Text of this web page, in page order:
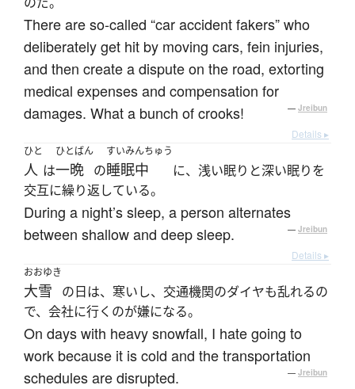
There are so-called “car accident fakers” who
deliberately get hit by moving cars, fein injuries,
and then create a dispute on the road, extorting
medical expenses and compensation for
damages. What a bunch of crooks!
— Jreibun
Details ▸
ひと
人 は
ひとばん
一晩 の
すいみんちゅう
睡眠中
に、浅い眠りと深い眠りを
交互に繰り返している。
During a night’s sleep, a person alternates
between shallow and deep sleep.
— Jreibun
Details ▸
おおゆき
大雪
の日は、寒いし、交通機関のダイヤも乱れるの
で、会社に行くのが嫌になる。
On days with heavy snowfall, I hate going to
work because it is cold and the transportation
schedules are disrupted.
— Jreibun